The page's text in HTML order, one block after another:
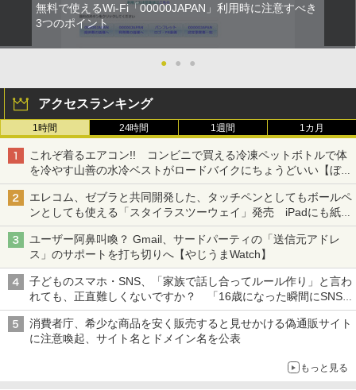
無料で使えるWi-Fi「00000JAPAN」利用時に注意すべき
3つのポイント
● ● ●
アクセスランキング
1時間 24時間 1週間 1カ月
これぞ着るエアコン!! コンビニで買える冷凍ペットボトルで体
を冷やす山善の水冷ベストがロードバイクにちょうどいい【ぼっ
ち・ざ・ろーど！その14】【空いた時間でなにしてる？】
エレコム、ゼブラと共同開発した、タッチペンとしてもボールペ
ンとしても使える「スタイラスツーウェイ」発売 iPadにも紙に
も、持ち替えずに書き込める
ユーザー阿鼻叫喚？ Gmail、サードパーティの「送信元アドレ
ス」のサポートを打ち切りへ【やじうまWatch】
子どものスマホ・SNS、「家族で話し合ってルール作り」と言わ
れても、正直難しくないですか？ 「16歳になった瞬間にSNS
デビューする方が怖い」という上沼紫野弁護士にヒントを聞く
消費者庁、希少な商品を安く販売すると見せかける偽通販サイト
に注意喚起、サイト名とドメイン名を公表
もっと見る